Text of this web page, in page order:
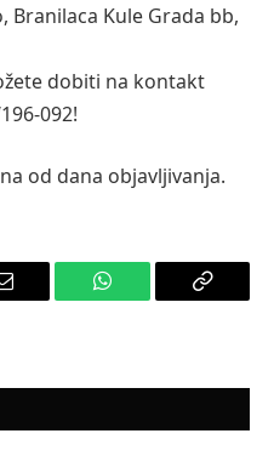
Branilaca Kule Grada bb,
dobiti na kontakt
092!
od dana objavljivanja.
Email WhatsApp Copy